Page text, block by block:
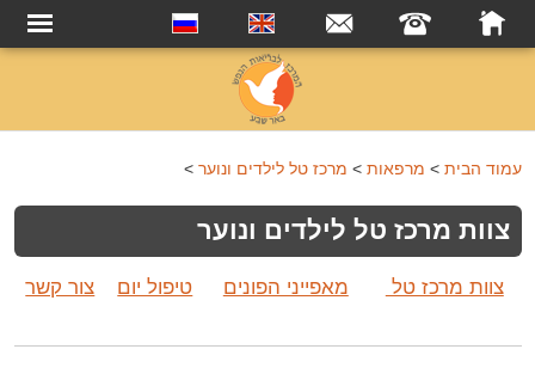
עמוד הבית > מרפאות > מרכז טל לילדים ונוער >
צוות מרכז טל לילדים ונוער
צוות מרכז טל מאפייני הפונים טיפול יום צור קשר